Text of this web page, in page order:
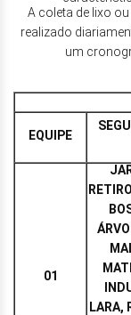
A coleta de lixo
realizado
um
EQUIPE
01
LARA,